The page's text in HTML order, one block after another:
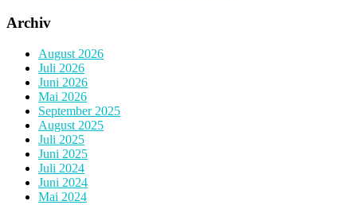
Archiv
August 2026
Juli 2026
Juni 2026
Mai 2026
September 2025
August 2025
Juli 2025
Juni 2025
Juli 2024
Juni 2024
Mai 2024